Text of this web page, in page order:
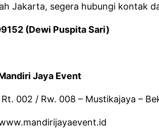
Jakarta, segera hubungi kontak
(Dewi Puspita Sari)
Jaya Event
002 / Rw. 008 – Mustikajaya –